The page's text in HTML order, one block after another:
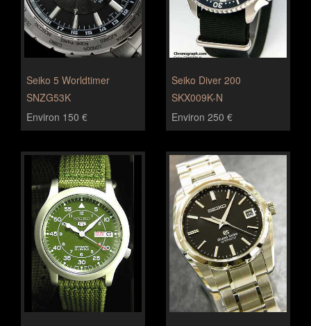
Seiko 5 Worldtimer
SNZG53K
Environ 150 €
Seiko Diver 200
SKX009K-N
Environ 250 €